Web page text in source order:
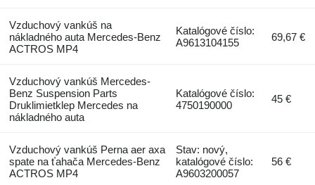
Vzduchový vankúš na
nákladného auta Mercedes-Benz
ACTROS MP4
Katalógové číslo:
A9613104155
69,67 €
Vzduchový vankúš Mercedes-
Benz Suspension Parts
Druklimietklep Mercedes na
nákladného auta
Katalógové číslo:
4750190000
45 €
Vzduchový vankúš Perna aer axa
spate na ťahača Mercedes-Benz
ACTROS MP4
Stav: nový,
katalógové číslo:
A9603200057
56 €